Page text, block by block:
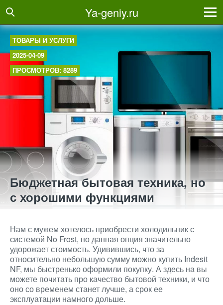
Ya-geniy.ru
ТОВАРЫ И УСЛУГИ
2025-04-09
ПРОСМОТРОВ: 8289
Бюджетная бытовая техника, но
с хорошими функциями
Нам с мужем хотелось приобрести холодильник с
системой No Frost, но данная опция значительно
удорожает стоимость. Удивившись, что за
относительно небольшую сумму можно купить Indesit
NF, мы быстренько оформили покупку. А здесь на вы
можете почитать про качество бытовой техники, и что
оно со временем станет лучше, а срок ее
эксплуатации намного дольше.